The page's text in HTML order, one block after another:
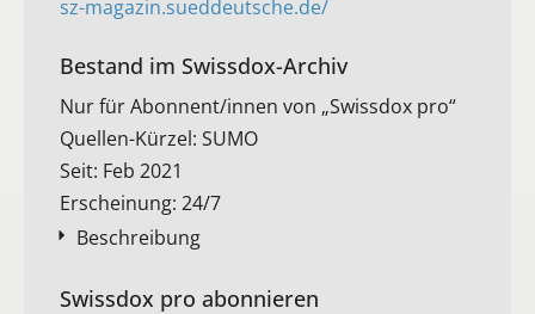
sz-magazin.sueddeutsche.de/
Bestand im Swissdox-Archiv​
Nur für Abonnent/innen von „Swissdox pro“
Quellen-Kürzel: SUMO
Seit: Feb 2021
Erscheinung: 24/7
Beschreibung
Swissdox pro abonnieren